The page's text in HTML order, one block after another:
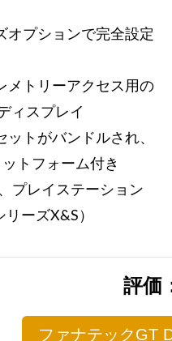
オプションで完全設定
メトリーアクセス用の
ィスプレイ
トがバンドルされ、
トフォーム付き
プレイステーション
ーズX&S）
評価
ファナテックGT